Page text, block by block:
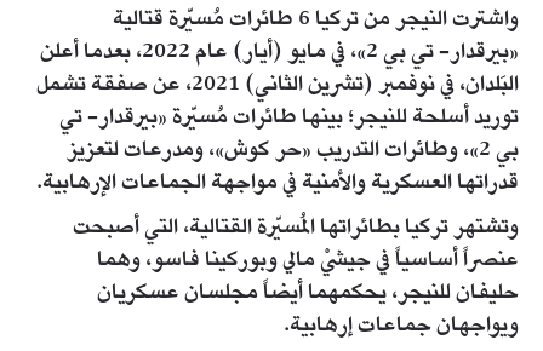
واشترت النيجر من تركيا 6 طائرات مُسيّرة قتالية
«بيرقدار- تي بي 2»، في مايو (أيار) عام 2022، بعدما أعلن
البَلدان، في نوفمبر (تشرين الثاني) 2021، عن صفقة تشمل
توريد أسلحة للنيجر؛ بينها طائرات مُسيّرة «بيرقدار- تي
بي 2»، وطائرات التدريب «حر كوش»، ومدرعات لتعزيز
قدراتها العسكرية والأمنية في مواجهة الجماعات الإرهابية.
وتشتهر تركيا بطائراتها المُسيّرة القتالية، التي أصبحت
عنصراً أساسياً في جيشيْ مالي وبوركينا فاسو، وهما
حليفان للنيجر، يحكمهما أيضاً مجلسان عسكريان
ويواجهان جماعات إرهابية.